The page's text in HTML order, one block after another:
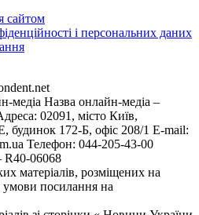
сайтом
і персональних даних
медіа Назва онлайн-медіа –
02091, місто Київ,
172-Б, офіс 208/1 E-mail:
Телефон: 044-205-43-00
R40-06068
матеріалів, розміщених на
умови посилання на